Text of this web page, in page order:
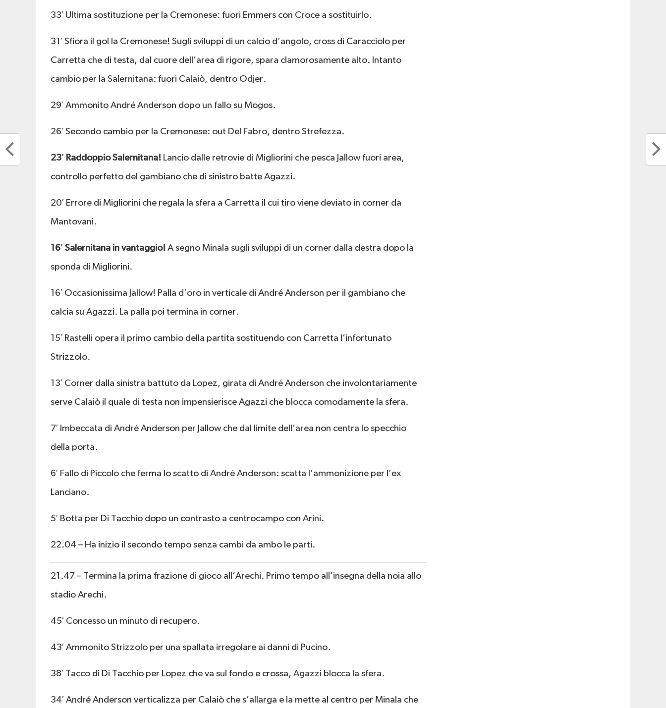
33′ Ultima sostituzione per la Cremonese: fuori Emmers con Croce a sostituirlo.
31′ Sfiora il gol la Cremonese! Sugli sviluppi di un calcio d’angolo, cross di Caracciolo per
Carretta che di testa, dal cuore dell’area di rigore, spara clamorosamente alto. Intanto
cambio per la Salernitana: fuori Calaiò, dentro Odjer.
29′ Ammonito André Anderson dopo un fallo su Mogos.
26′ Secondo cambio per la Cremonese: out Del Fabro, dentro Strefezza.
23′ Raddoppio Salernitana! Lancio dalle retrovie di Migliorini che pesca Jallow fuori area,
controllo perfetto del gambiano che di sinistro batte Agazzi.
20′ Errore di Migliorini che regala la sfera a Carretta il cui tiro viene deviato in corner da
Mantovani.
16′ Salernitana in vantaggio! A segno Minala sugli sviluppi di un corner dalla destra dopo la
sponda di Migliorini.
16′ Occasionissima Jallow! Palla d’oro in verticale di André Anderson per il gambiano che
calcia su Agazzi. La palla poi termina in corner.
15′ Rastelli opera il primo cambio della partita sostituendo con Carretta l’infortunato
Strizzolo.
13′ Corner dalla sinistra battuto da Lopez, girata di André Anderson che involontariamente
serve Calaiò il quale di testa non impensierisce Agazzi che blocca comodamente la sfera.
7′ Imbeccata di André Anderson per Jallow che dal limite dell’area non centra lo specchio
della porta.
6′ Fallo di Piccolo che ferma lo scatto di André Anderson: scatta l’ammonizione per l’ex
Lanciano.
5′ Botta per Di Tacchio dopo un contrasto a centrocampo con Arini.
22.04 – Ha inizio il secondo tempo senza cambi da ambo le parti.
21.47 – Termina la prima frazione di gioco all’Arechi. Primo tempo all’insegna della noia allo
stadio Arechi.
45′ Concesso un minuto di recupero.
43′ Ammonito Strizzolo per una spallata irregolare ai danni di Pucino.
38′ Tacco di Di Tacchio per Lopez che va sul fondo e crossa, Agazzi blocca la sfera.
34′ André Anderson verticalizza per Calaiò che s’allarga e la mette al centro per Minala che